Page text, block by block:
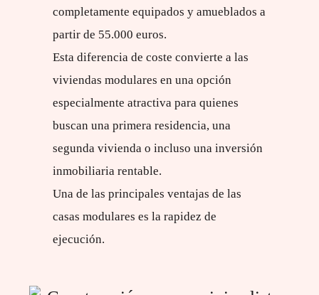
completamente equipados y amueblados a
partir de 55.000 euros.
Esta diferencia de coste convierte a las
viviendas modulares en una opción
especialmente atractiva para quienes
buscan una primera residencia, una
segunda vivienda o incluso una inversión
inmobiliaria rentable.
Una de las principales ventajas de las
casas modulares es la rapidez de
ejecución.